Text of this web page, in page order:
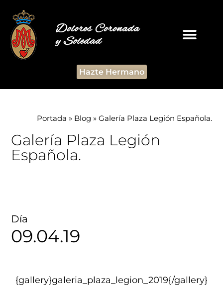
Dolores Coronada
y Soledad
Hazte Hermano
Portada » Blog » Galería Plaza Legión Española.
Galería Plaza Legión
Española.
Día
09.04.19
{gallery}galeria_plaza_legion_2019{/gallery}